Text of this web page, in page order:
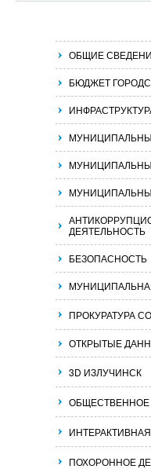
ОБЩИЕ
БЮДЖЕТ
ДЕЯТЕЛЬНОСТЬ
БЕЗОПАСНОСТЬ
ПРОКУРАТУРА
ОТКРЫТЫЕ
3D ИЗЛУЧИНСК
ПОХОРОННОЕ